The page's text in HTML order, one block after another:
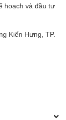
hoạch và đầu tư
Kiến Hưng, TP.